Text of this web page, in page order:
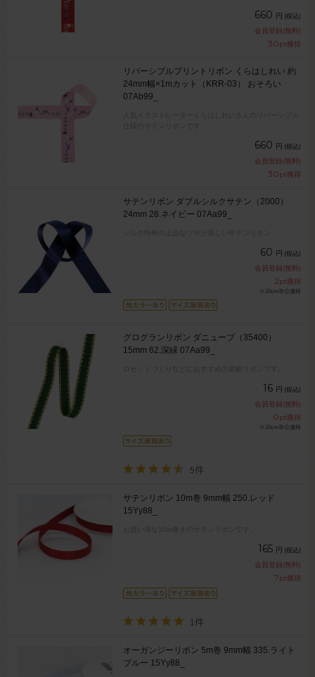
660 円 (税込)
会員登録(無料)
30pt獲得
リバーシブルプリントリボン くらはしれい 約
24mm幅×1mカット（KRR-03） おそろい
07Ab99_
人気イラストレーターくらはしれいさんのリバーシブル
仕様のサテンリボンです。
660 円 (税込)
会員登録(無料)
30pt獲得
サテンリボン ダブルシルクサテン（2000）
24mm 28.ネイビー 07Aa99_
シルク特有の上品なツヤが美しいサテンリボン
60 円 (税込)
会員登録(無料)
2pt獲得
※10cm単位価格
グログランリボン ダニューブ（35400）
15mm 62.深緑 07Aa99_
ロゼットづくりなどにおすすめの装飾リボンです。
16 円 (税込)
会員登録(無料)
0pt獲得
※10cm単位価格
5件
サテンリボン 10m巻 9mm幅 250.レッド
15Yy88_
お買い得な10m巻きのサテンリボンです。
165 円 (税込)
会員登録(無料)
7pt獲得
1件
オーガンジーリボン 5m巻 9mm幅 335.ライト
ブルー 15Yy88_